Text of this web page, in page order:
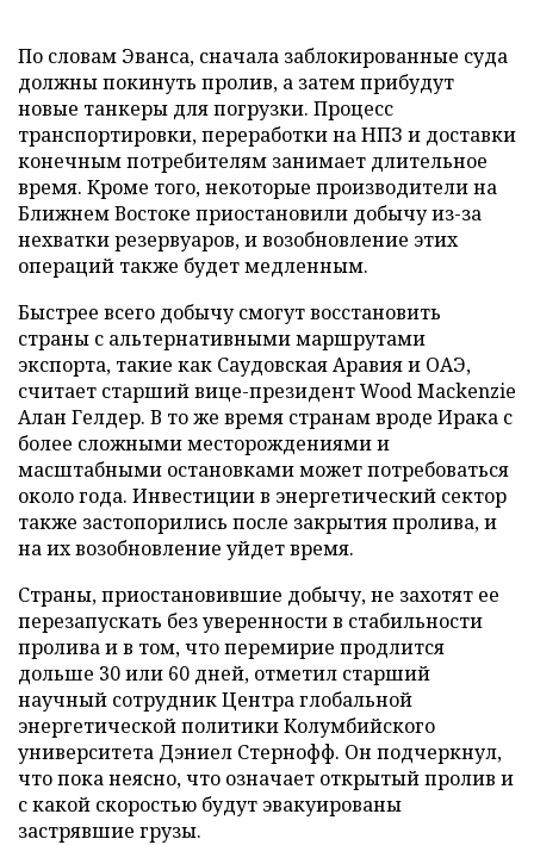
По словам Эванса, сначала заблокированные суда
должны покинуть пролив, а затем прибудут
новые танкеры для погрузки. Процесс
транспортировки, переработки на НПЗ и доставки
конечным потребителям занимает длительное
время. Кроме того, некоторые производители на
Ближнем Востоке приостановили добычу из-за
нехватки резервуаров, и возобновление этих
операций также будет медленным.
Быстрее всего добычу смогут восстановить
страны с альтернативными маршрутами
экспорта, такие как Саудовская Аравия и ОАЭ,
считает старший вице-президент Wood Mackenzie
Алан Гелдер. В то же время странам вроде Ирака с
более сложными месторождениями и
масштабными остановками может потребоваться
около года. Инвестиции в энергетический сектор
также застопорились после закрытия пролива, и
на их возобновление уйдет время.
Страны, приостановившие добычу, не захотят ее
перезапускать без уверенности в стабильности
пролива и в том, что перемирие продлится
дольше 30 или 60 дней, отметил старший
научный сотрудник Центра глобальной
энергетической политики Колумбийского
университета Дэниел Стернофф. Он подчеркнул,
что пока неясно, что означает открытый пролив и
с какой скоростью будут эвакуированы
застрявшие грузы.